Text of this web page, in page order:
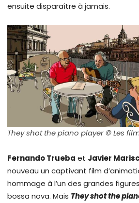
ensuite disparaître à jamais.
They shot the piano player © Les
Fernando Trueba et Javier
nouveau un captivant film
hommage à l’un des grandes
bossa nova. Mais They shot the